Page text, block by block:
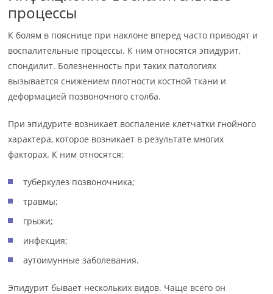
процессы
К болям в пояснице при наклоне вперед часто приводят и
воспалительные процессы. К ним относятся эпидурит,
спондилит. Болезненность при таких патологиях
вызывается снижением плотности костной ткани и
деформацией позвоночного столба.
При эпидурите возникает воспаление клетчатки гнойного
характера, которое возникает в результате многих
факторах. К ним относятся:
туберкулез позвоночника;
травмы;
грыжи;
инфекция;
аутоимунные заболевания.
Эпидурит бывает нескольких видов. Чаще всего он